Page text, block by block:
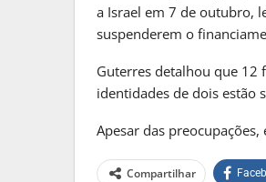
a Israel em 7 de outubro,
suspenderem o
Guterres detalhou que
identidades de dois estão
Apesar das
Compartilhar